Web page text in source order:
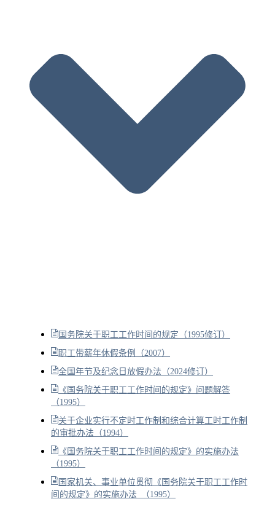
国务院关于职工工作时间的规定（1995修订）
职工带薪年休假条例（2007）
全国年节及纪念日放假办法（2024修订）
《国务院关于职工工作时间的规定》问题解答
（1995）
关于企业实行不定时工作制和综合计算工时工作制
的审批办法（1994）
《国务院关于职工工作时间的规定》的实施办法
（1995）
国家机关、事业单位贯彻《国务院关于职工工作时
间的规定》的实施办法 （1995）